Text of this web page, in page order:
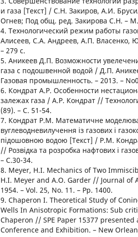
и газа [Текст] / С.Н. Закиров, А.И.
Огнев; Под общ. ред. Закирова С.Н. –
4. Технологический режим работы
Алисеев, С.А. Андреев, А.П. Власенко,
– 279 с.
5. Аникеев Д.П. Возможности
газа с подошвенной водой / Д.П.
Газовая промышленность. – 2013. –
6. Кондрат А.Р. Особенности
залежах газа / А.Р. Кондрат //
(89). – С. 51-54.
7. Кондрат Р.М. Математичне
вуглеводневилучення із газових і
підошовною водою [Текст] / Р.М.
// Розвідка та розробка нафтових і
– С.30-34.
8. Meyer, H.I. Mechanics of Two
H.I. Meyer and A.O. Garder // Journal of
1954. – Vol. 25, No. 11. – Рp. 1400.
9. Chaperon I. Theoretical Study of
Wells In Anisotropic Formations: Sub
Chaperon // SPE Paper 15377
Conference and Exhibition. – New